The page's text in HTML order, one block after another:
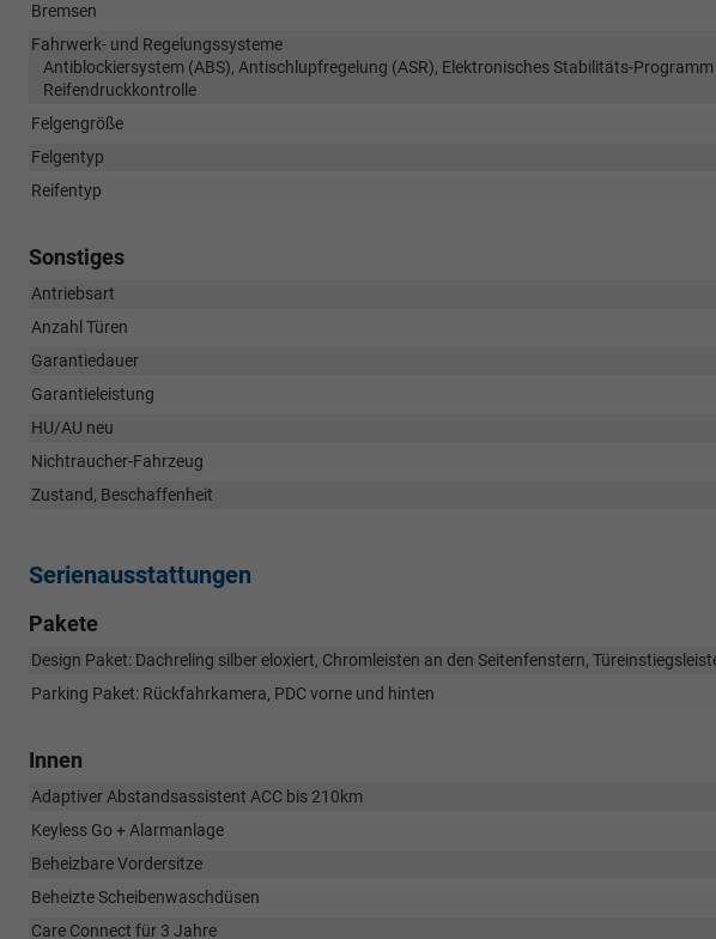
Bremsen
Fahrwerk- und Regelungssysteme
Antiblockiersystem (ABS), Antischlupfregelung (ASR), Elektronisches Stabilitäts-
Reifendruckkontrolle
Felgengröße
Felgentyp
Reifentyp
Sonstiges
Antriebsart
Anzahl Türen
Garantiedauer
Garantieleistung
HU/AU neu
Nichtraucher-Fahrzeug
Zustand, Beschaffenheit
Serienausstattungen
Pakete
Design Paket: Dachreling silber eloxiert, Chromleisten an den Seitenfenstern,
Parking Paket: Rückfahrkamera, PDC vorne und hinten
Innen
Adaptiver Abstandsassistent ACC bis 210km
Keyless Go + Alarmanlage
Beheizbare Vordersitze
Beheizte Scheibenwaschdüsen
Care Connect für 3 Jahre